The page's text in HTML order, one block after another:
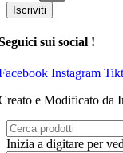
Iscriviti
sui social !
Instagram
e Modificato da
Inizia a digitare per